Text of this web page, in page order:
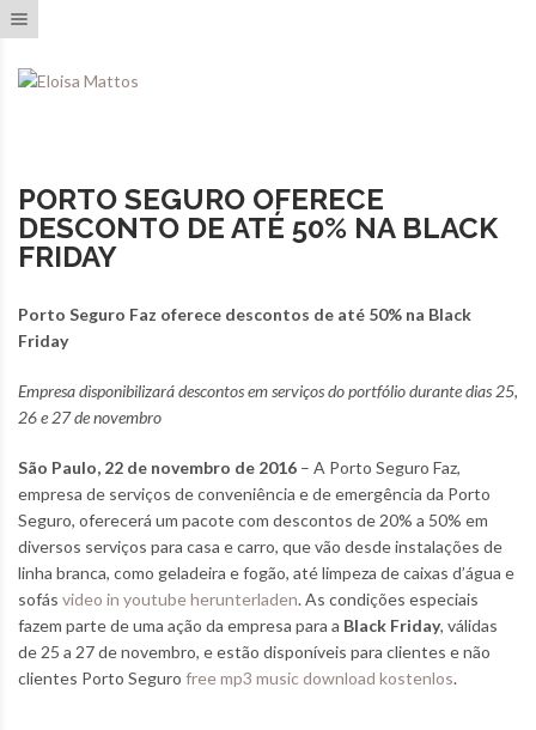
PORTO SEGURO OFERECE
DESCONTO DE ATÉ 50% NA BLACK
FRIDAY
Porto Seguro Faz oferece descontos de até 50% na Black
Friday
Empresa disponibilizará descontos em serviços do portfólio durante dias 25,
26 e 27 de novembro
São Paulo, 22 de novembro de 2016 – A Porto Seguro Faz,
empresa de serviços de conveniência e de emergência da Porto
Seguro, oferecerá um pacote com descontos de 20% a 50% em
diversos serviços para casa e carro, que vão desde instalações de
linha branca, como geladeira e fogão, até limpeza de caixas d’água e
sofás video in youtube herunterladen. As condições especiais
fazem parte de uma ação da empresa para a Black Friday, válidas
de 25 a 27 de novembro, e estão disponíveis para clientes e não
clientes Porto Seguro free mp3 music download kostenlos.